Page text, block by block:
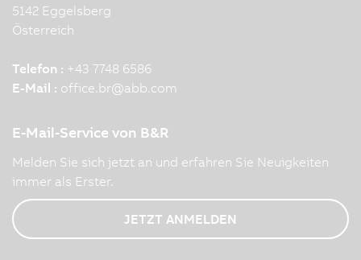
5142 Eggelsberg
Österreich
Telefon : +43 7748 6586
E-Mail : office.br@abb.com
E-Mail-Service von B&R
Melden Sie sich jetzt an und erfahren Sie Neuigkeiten
immer als Erster.
JETZT ANMELDEN